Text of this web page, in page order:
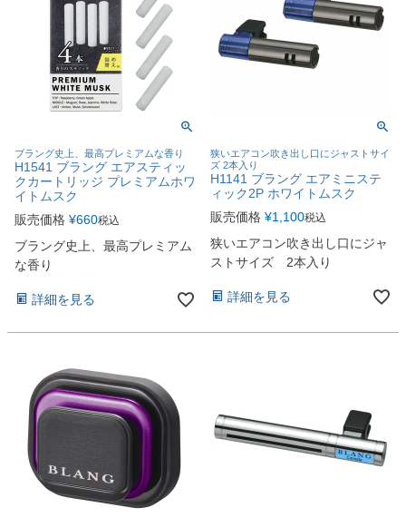
ブラング史上、最高プレミアムな香り
H1541 ブラング エアスティッ
クカートリッジ プレミアムホワ
イトムスク
販売価格 ¥660税込
ブラング史上、最高プレミアム
な香り
詳細を見る
狭いエアコン吹き出し口にジャストサイ
ズ 2本入り
H1141 ブラング エアミニステ
ィック2P ホワイトムスク
販売価格 ¥1,100税込
狭いエアコン吹き出し口にジャ
ストサイズ 2本入り
詳細を見る